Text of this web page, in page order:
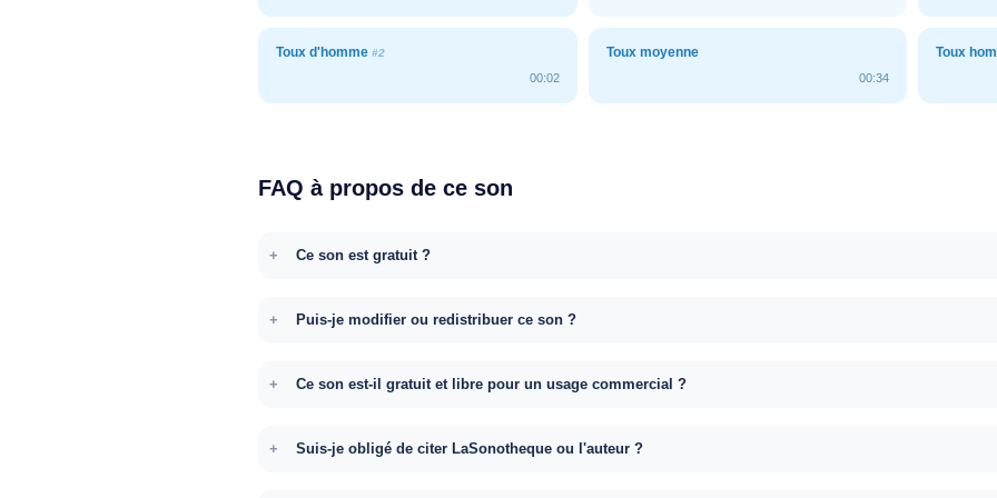
Toux d'homme #2
00:02
Toux moyenne
00:34
Toux
FAQ à propos de ce son
Ce son est gratuit ?
Puis-je modifier ou redistribuer ce son ?
Ce son est-il gratuit et libre pour un usage commercial ?
Suis-je obligé de citer LaSonotheque ou l'auteur ?